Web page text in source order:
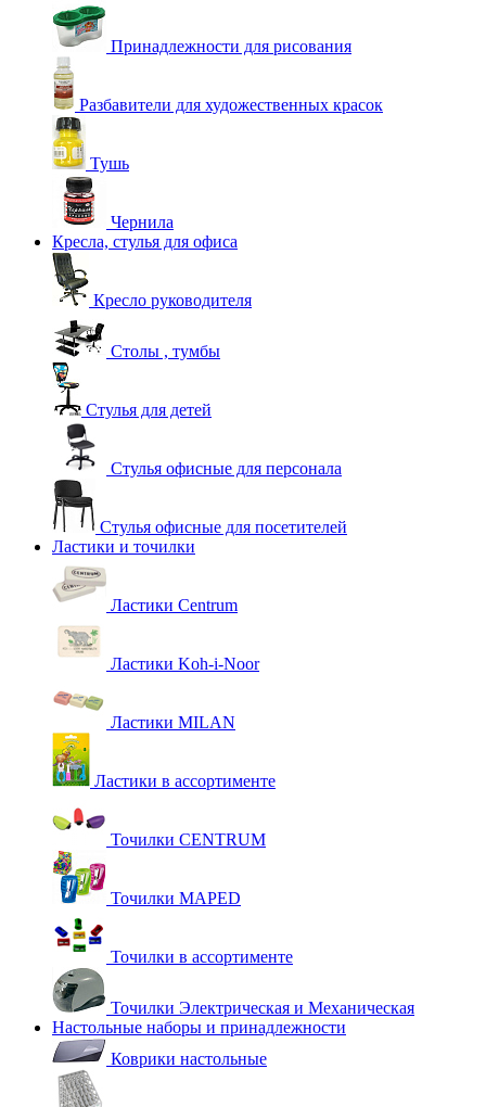
Принадлежности для рисования
Разбавители для художественных красок
Тушь
Чернила
Кресла, стулья для офиса
Кресло руководителя
Столы , тумбы
Стулья для детей
Стулья офисные для персонала
Стулья офисные для посетителей
Ластики и точилки
Ластики Centrum
Ластики Koh-i-Noor
Ластики MILAN
Ластики в ассортименте
Точилки CENTRUM
Точилки MAPED
Точилки в ассортименте
Точилки Электрическая и Механическая
Настольные наборы и принадлежности
Коврики настольные